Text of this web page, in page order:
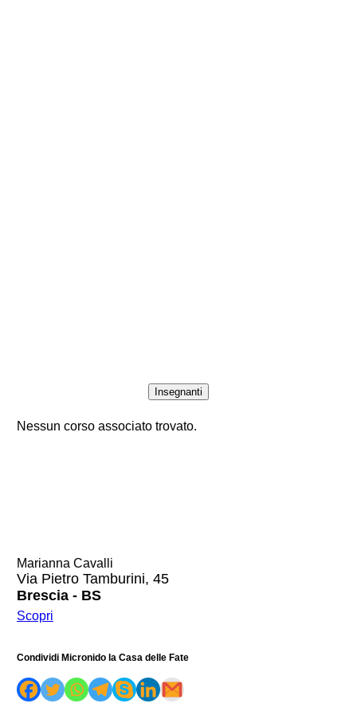
Insegnanti
Nessun corso associato trovato.
Marianna Cavalli
Via Pietro Tamburini, 45
Brescia - BS
Scopri
Condividi Micronido la Casa delle Fate